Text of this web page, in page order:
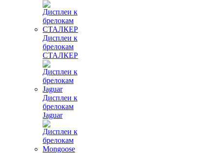
Дисплеи к
брелокам
СТАЛКЕР
Дисплеи к
брелокам
Jaguar